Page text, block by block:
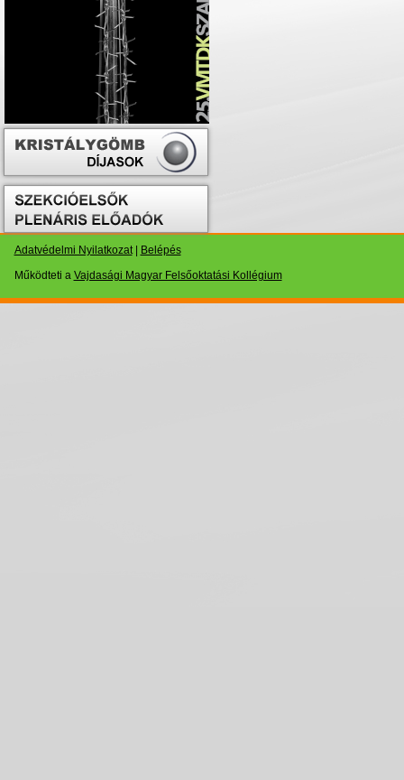
Adatvédelmi Nyilatkozat|
Belépés
Működteti a Vajdasági Magyar Felsőoktatási Kollégium